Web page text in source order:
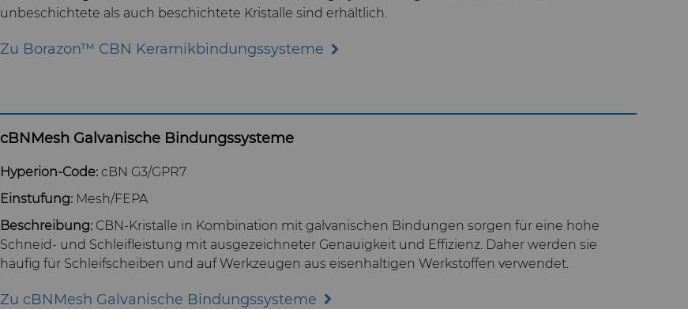
unbeschichtete als auch beschichtete Kristalle sind erhältlich.
Zu Borazon™ CBN Keramikbindungssysteme
cBNMesh Galvanische Bindungssysteme
Hyperion-Code: cBN G3/GPR7
Einstufung: Mesh/FEPA
Beschreibung: CBN-Kristalle in Kombination mit galvanischen Bindungen sorgen für eine hohe
Schneid- und Schleifleistung mit ausgezeichneter Genauigkeit und Effizienz. Daher werden sie
häufig für Schleifscheiben und auf Werkzeugen aus eisenhaltigen Werkstoffen verwendet.
Zu cBNMesh Galvanische Bindungssysteme